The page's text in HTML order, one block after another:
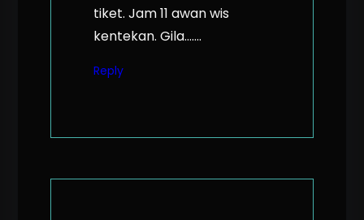
tiket. Jam 11 awan wis
kentekan. Gila…….
Reply